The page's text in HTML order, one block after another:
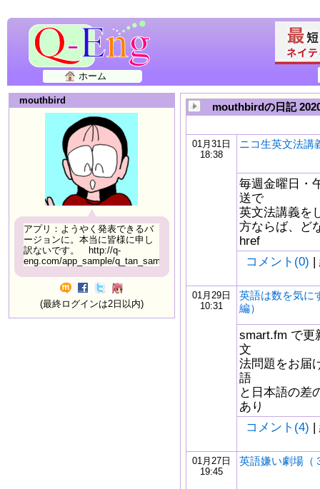
ホーム
mouthbird
アプリ：ようやく発表できるバ
ージョンに。本当に皆様に申し
訳ないです。 http://q-
eng.com/app_sample/q_tan_sample06.html
(最終ログインは2日以内)
mouthbirdの日記
01月31日
18:38
ニコ生英文法講
毎週金曜日・
送で
英文法講義を
方ならば、ど
href
コメント(0) |
01月29日
10:31
英語は数を気に
編）
smart.fm で更
文
法問題をお届
語
と日本語の差
あり
コメント(4) |
01月27日
19:45
英語嫌い劇場（